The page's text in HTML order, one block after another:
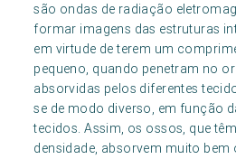
são ondas de radiação
formar imagens das estruturas
em virtude de terem um
pequeno, quando penetram no
absorvidas pelos diferentes
se de modo diverso, em função
tecidos. Assim, os ossos, que
densidade, absorvem muito bem